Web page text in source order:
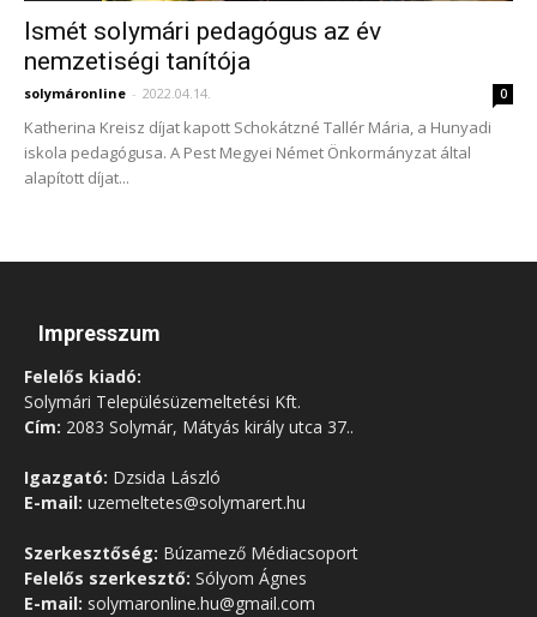
Ismét solymári pedagógus az év
nemzetiségi tanítója
solymáronline - 2022.04.14. 0
Katherina Kreisz díjat kapott Schokátzné Tallér Mária, a Hunyadi
iskola pedagógusa. A Pest Megyei Német Önkormányzat által
alapított díjat...
Impresszum
Felelős kiadó:
Solymári Településüzemeltetési Kft.
Cím: 2083 Solymár, Mátyás király utca 37..
Igazgató: Dzsida László
E-mail: uzemeltetes@solymarert.hu
Szerkesztőség: Búzamező Médiacsoport
Felelős szerkesztő: Sólyom Ágnes
E-mail: solymaronline.hu@gmail.com